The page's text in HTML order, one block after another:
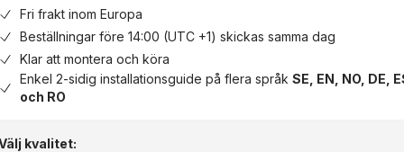
Fri frakt inom Europa
Beställningar före 14:00 (UTC +1) skickas samma dag
Klar att montera och köra
Enkel 2-sidig installationsguide på flera språk SE, EN, NO, DE,
och RO
kvalitet: